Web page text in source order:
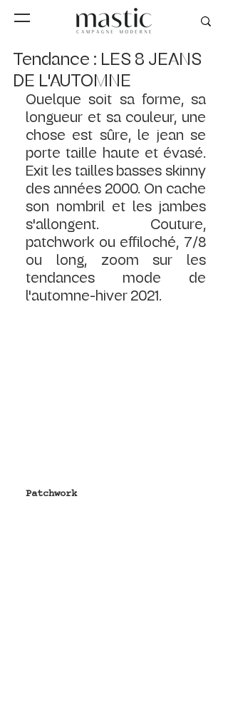
Tendance : LES 8 JEANS
DE L'AUTOMNE
Quelque soit sa forme, sa
longueur et sa couleur, une
chose est sûre, le jean se
porte taille haute et évasé.
Exit les tailles basses skinny
des années 2000. On cache
son nombril et les jambes
s'allongent. Couture,
patchwork ou effiloché, 7/8
ou long, zoom sur les
tendances mode de
l'automne-hiver 2021.
Patchwork